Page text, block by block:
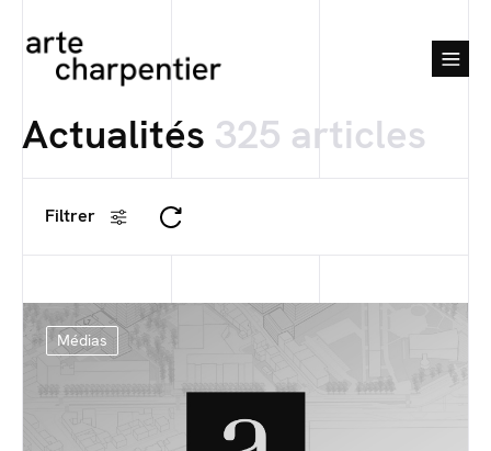
Actualités 325 articles
Filtrer
Médias